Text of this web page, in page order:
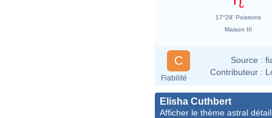
17°28' Poissons
Maison III
C
Fiabilité
Source :
Contributeur :
Elisha Cuthbert
Afficher le thème astral